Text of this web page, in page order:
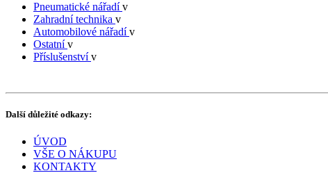
Pneumatické nářadív
Zahradní technika v
Automobilové nářadív
Ostatnív
Příslušenstvív
Další důležité odkazy:
ÚVOD
VŠE O NÁKUPU
KONTAKTY